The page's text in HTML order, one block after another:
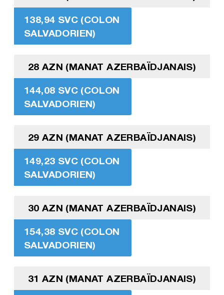
138,94 SVC (COLON
SALVADORIEN)
28 AZN (MANAT AZERBAÏDJANAIS)
144,08 SVC (COLON
SALVADORIEN)
29 AZN (MANAT AZERBAÏDJANAIS)
149,23 SVC (COLON
SALVADORIEN)
30 AZN (MANAT AZERBAÏDJANAIS)
154,38 SVC (COLON
SALVADORIEN)
31 AZN (MANAT AZERBAÏDJANAIS)